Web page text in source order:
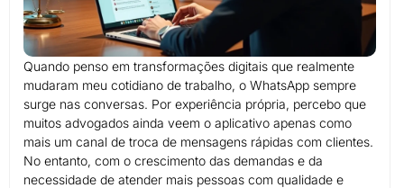
Quando penso em transformações digitais que realmente
mudaram meu cotidiano de trabalho, o WhatsApp sempre
surge nas conversas. Por experiência própria, percebo que
muitos advogados ainda veem o aplicativo apenas como
mais um canal de troca de mensagens rápidas com clientes.
No entanto, com o crescimento das demandas e da
necessidade de atender mais pessoas com qualidade e